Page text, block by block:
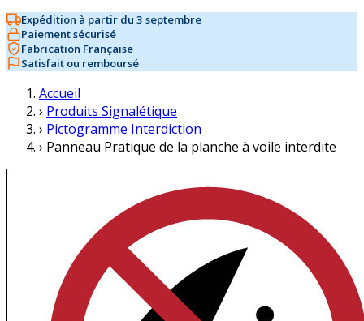
Expédition à partir du 3 septembre
Paiement sécurisé
Fabrication Française
Satisfait ou remboursé
Accueil
› Produits Signalétique
› Pictogramme Interdiction
› Panneau Pratique de la planche à voile interdite